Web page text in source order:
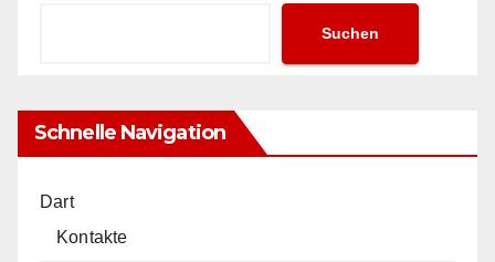
Suchen
Schnelle Navigation
Dart
Kontakte